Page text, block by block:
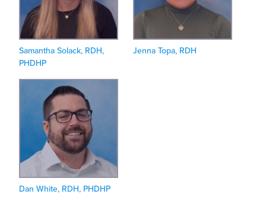
Samantha Solack, RDH,
PHDHP
Jenna Topa, RDH
Dan White, RDH, PHDHP